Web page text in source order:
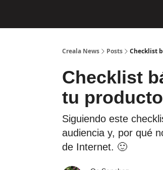
Creala News Posts Checklist
Checklist
tu
Siguiendo este
audiencia y, por qué
de Internet. 🙂